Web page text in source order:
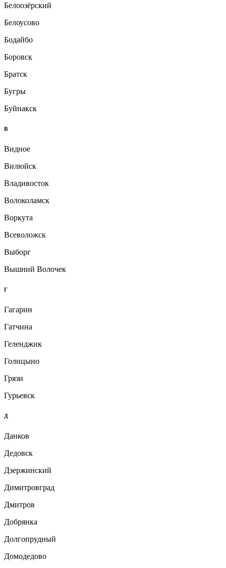
Белоозёрский
Белоусово
Бодайбо
Боровск
Братск
Бугры
Буйнакск
В
Видное
Вилюйск
Владивосток
Волоколамск
Воркута
Всеволожск
Выборг
Вышний Волочек
Г
Гагарин
Гатчина
Геленджик
Голицыно
Грязи
Гурьевск
Д
Данков
Дедовск
Дзержинский
Димитровград
Дмитров
Добрянка
Долгопрудный
Домодедово